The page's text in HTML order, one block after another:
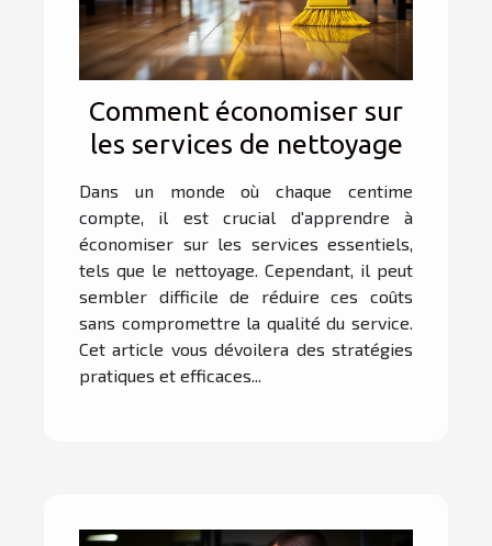
Comment économiser sur
les services de nettoyage
Dans un monde où chaque centime
compte, il est crucial d'apprendre à
économiser sur les services essentiels,
tels que le nettoyage. Cependant, il peut
sembler difficile de réduire ces coûts
sans compromettre la qualité du service.
Cet article vous dévoilera des stratégies
pratiques et efficaces...